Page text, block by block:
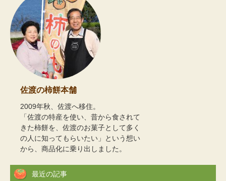
佐渡の柿餅本舗
2009年秋、佐渡へ移住。
「佐渡の特産を使い、昔から食されて
きた柿餅を、佐渡のお菓子として多く
の人に知ってもらいたい」という想い
から、商品化に乗り出しました。
最近の記事